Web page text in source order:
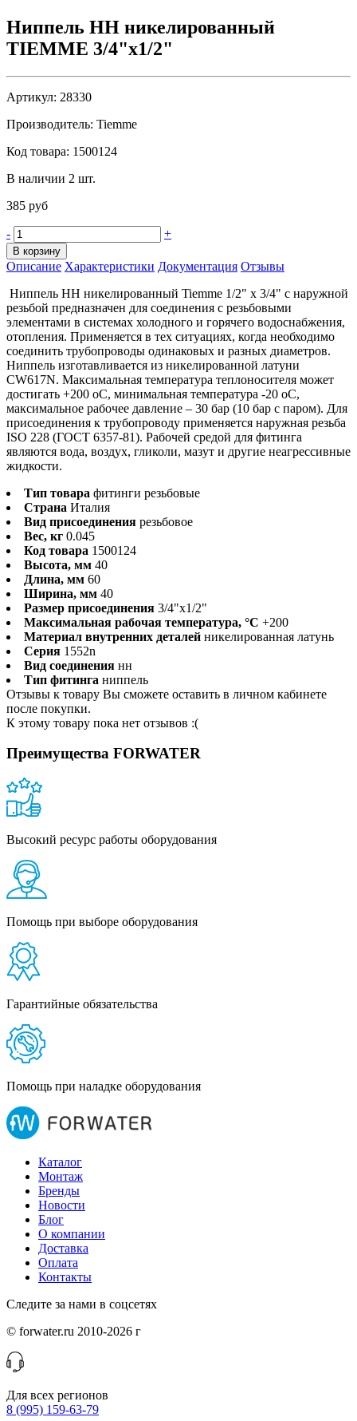
Ниппель НН никелированный
TIEMME 3/4"x1/2"
Артикул: 28330
Производитель: Tiemme
Код товара: 1500124
В наличии 2 шт.
385 руб
- +
В корзину
Описание Характеристики Документация Отзывы
Ниппель HH никелированный Tiemme 1/2" х 3/4" с наружной
резьбой предназначен для соединения с резьбовыми
элементами в системах холодного и горячего водоснабжения,
отопления. Применяется в тех ситуациях, когда необходимо
соединить трубопроводы одинаковых и разных диаметров.
Ниппель изготавливается из никелированной латуни
CW617N. Максимальная температура теплоносителя может
достигать +200 оС, минимальная температура -20 оС,
максимальное рабочее давление – 30 бар (10 бар с паром). Для
присоединения к трубопроводу применяется наружная резьба
ISO 228 (ГОСТ 6357-81). Рабочей средой для фитинга
являются вода, воздух, гликоли, мазут и другие неагрессивные
жидкости.
Тип товара фитинги резьбовые
Страна Италия
Вид присоединения резьбовое
Вес, кг 0.045
Код товара 1500124
Высота, мм 40
Длина, мм 60
Ширина, мм 40
Размер присоединения 3/4"x1/2"
Максимальная рабочая температура, °С +200
Материал внутренних деталей никелированная латунь
Серия 1552n
Вид соединения нн
Тип фитинга ниппель
Отзывы к товару Вы сможете оставить в личном кабинете
после покупки.
К этому товару пока нет отзывов :(
Преимущества FORWATER
Высокий ресурс работы оборудования
Помощь при выборе оборудования
Гарантийные обязательства
Помощь при наладке оборудования
Каталог
Монтаж
Бренды
Новости
Блог
О компании
Доставка
Оплата
Контакты
Следите за нами в соцсетях
© forwater.ru 2010-2026 г
Для всех регионов
8 (995) 159-63-79